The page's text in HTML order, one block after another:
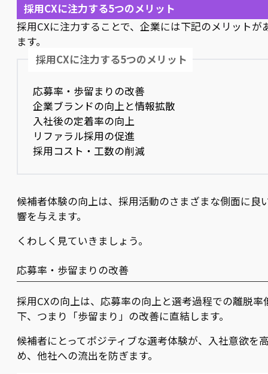
採用CXに注力する5つのメリット
採用CXに注力することで、企業には下記のメリットが
ます。
採用CXに注力する5つのメリット
応募率・歩留まりの改善
企業ブランドの向上と情報拡散
入社後の定着率の向上
リファラル採用の促進
採用コスト・工数の削減
候補者体験の向上は、採用活動のさまざまな側面に良
響を与えます。
くわしく見ていきましょう。
応募率・歩留まりの改善
採用CXの向上は、応募率の向上と選考過程での離脱率
下、つまり「歩留まり」の改善に直結します。
候補者にとってポジティブな選考体験が、入社意欲を
め、他社への流出を防ぎます。